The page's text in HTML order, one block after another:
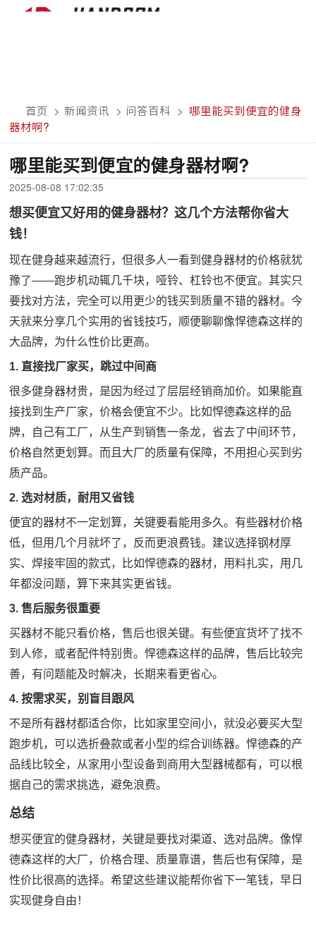
首页 > 新闻资讯 > 问答百科 >
哪里能买到便宜的健身
器材啊?
哪里能买到便宜的健身器材啊?
2025-08-08 17:02:35
想买便宜又好用的健身器材？这几个方法帮你省大
钱！
现在健身越来越流行，但很多人一看到健身器材的价格就犹
豫了——跑步机动辄几千块，哑铃、杠铃也不便宜。其实只
要找对方法，完全可以用更少的钱买到质量不错的器材。今
天就来分享几个实用的省钱技巧，顺便聊聊像悍德森这样的
大品牌，为什么性价比更高。
1. 直接找厂家买，跳过中间商
很多健身器材贵，是因为经过了层层经销商加价。如果能直
接找到生产厂家，价格会便宜不少。比如悍德森这样的品
牌，自己有工厂，从生产到销售一条龙，省去了中间环节，
价格自然更划算。而且大厂的质量有保障，不用担心买到劣
质产品。
2. 选对材质，耐用又省钱
便宜的器材不一定划算，关键要看能用多久。有些器材价格
低，但用几个月就坏了，反而更浪费钱。建议选择钢材厚
实、焊接牢固的款式，比如悍德森的器材，用料扎实，用几
年都没问题，算下来其实更省钱。
3. 售后服务很重要
买器材不能只看价格，售后也很关键。有些便宜货坏了找不
到人修，或者配件特别贵。悍德森这样的品牌，售后比较完
善，有问题能及时解决，长期来看更省心。
4. 按需求买，别盲目跟风
不是所有器材都适合你，比如家里空间小，就没必要买大型
跑步机，可以选折叠款或者小型的综合训练器。悍德森的产
品线比较全，从家用小型设备到商用大型器械都有，可以根
据自己的需求挑选，避免浪费。
总结
想买便宜的健身器材，关键是要找对渠道、选对品牌。像悍
德森这样的大厂，价格合理、质量靠谱，售后也有保障，是
性价比很高的选择。希望这些建议能帮你省下一笔钱，早日
实现健身自由！